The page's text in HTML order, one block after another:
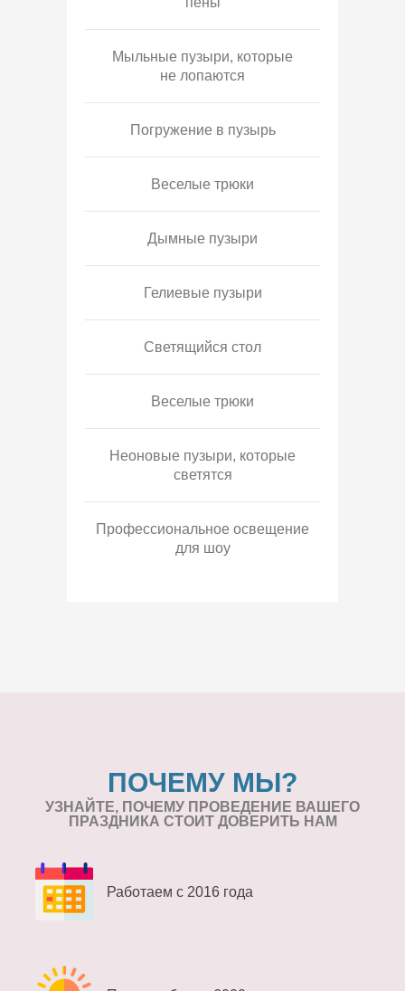
Мыльные пузыри, которые
не лопаются
Погружение в пузырь
Веселые трюки
Дымные пузыри
Гелиевые пузыри
Светящийся стол
Веселые трюки
Неоновые пузыри, которые
светятся
Профессиональное освещение
для шоу
ПОЧЕМУ МЫ?
УЗНАЙТЕ, ПОЧЕМУ ПРОВЕДЕНИЕ ВАШЕГО
ПРАЗДНИКА СТОИТ ДОВЕРИТЬ НАМ
Работаем с 2016 года